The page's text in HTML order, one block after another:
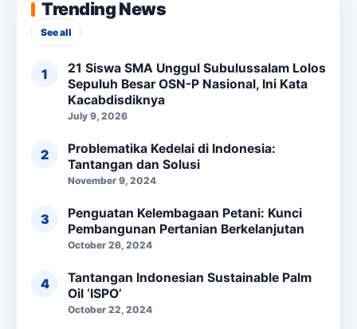
Trending News
See all
21 Siswa SMA Unggul Subulussalam Lolos
Sepuluh Besar OSN-P Nasional, Ini Kata
Kacabdisdiknya
July 9, 2026
Problematika Kedelai di Indonesia:
Tantangan dan Solusi
November 9, 2024
Penguatan Kelembagaan Petani: Kunci
Pembangunan Pertanian Berkelanjutan
October 26, 2024
Tantangan Indonesian Sustainable Palm
Oil ‘ISPO’
October 22, 2024